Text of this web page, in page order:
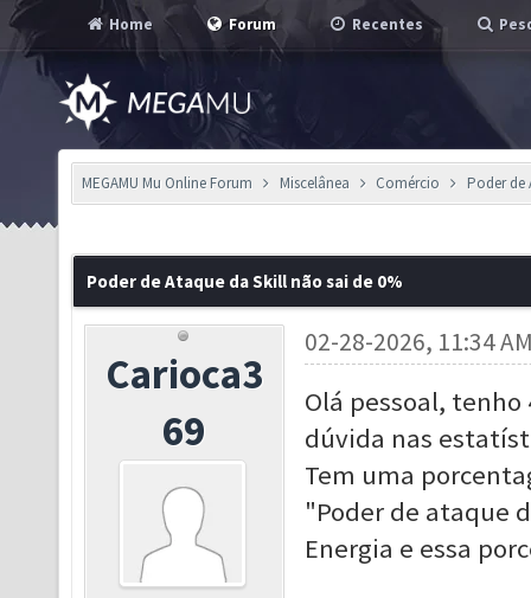
Home Forum Recentes
MEGAMU Mu Online Forum Miscelânea Comércio Poder de
Poder de Ataque da Skill não sai de 0%
Carioca3
69
02-28-2026, 11:34
Olá pessoal,
dúvida nas
Tem uma
"Poder de ataque
Energia e essa